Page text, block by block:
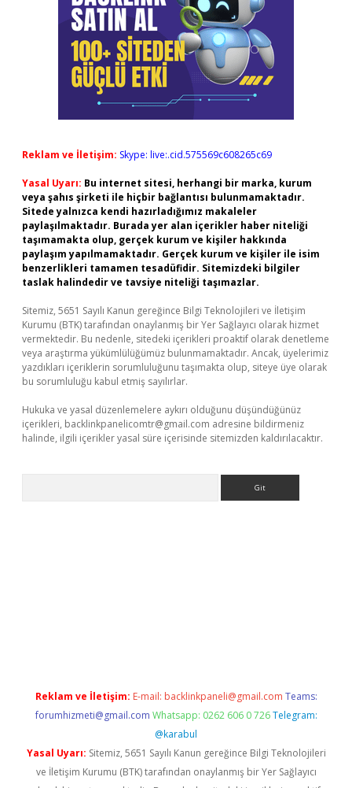
Reklam ve İletişim: Skype: live:.cid.575569c608265c69
Yasal Uyarı: Bu internet sitesi, herhangi bir marka, kurum
veya şahıs şirketi ile hiçbir bağlantısı bulunmamaktadır.
Sitede yalnızca kendi hazırladığımız makaleler
paylaşılmaktadır. Burada yer alan içerikler haber niteliği
taşımamakta olup, gerçek kurum ve kişiler hakkında
paylaşım yapılmamaktadır. Gerçek kurum ve kişiler ile isim
benzerlikleri tamamen tesadüfidir. Sitemizdeki bilgiler
taslak halindedir ve tavsiye niteliği taşımazlar.
Sitemiz, 5651 Sayılı Kanun gereğince Bilgi Teknolojileri ve İletişim
Kurumu (BTK) tarafından onaylanmış bir Yer Sağlayıcı olarak hizmet
vermektedir. Bu nedenle, sitedeki içerikleri proaktif olarak denetleme
veya araştırma yükümlülüğümüz bulunmamaktadır. Ancak, üyelerimiz
yazdıkları içeriklerin sorumluluğunu taşımakta olup, siteye üye olarak
bu sorumluluğu kabul etmiş sayılırlar.
Hukuka ve yasal düzenlemelere aykırı olduğunu düşündüğünüz
içerikleri, backlinkpanelicomtr@gmail.com adresine bildirmeniz
halinde, ilgili içerikler yasal süre içerisinde sitemizden kaldırılacaktır.
Reklam ve İletişim: E-mail: backlinkpaneli@gmail.com Teams:
forumhizmeti@gmail.com Whatsapp: 0262 606 0 726 Telegram:
@karabul
Yasal Uyarı: Sitemiz, 5651 Sayılı Kanun gereğince Bilgi Teknolojileri
ve İletişim Kurumu (BTK) tarafından onaylanmış bir Yer Sağlayıcı